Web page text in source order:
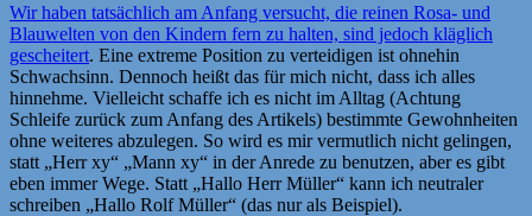
Wir haben tatsächlich am Anfang versucht, die reinen Rosa- und
Blauwelten von den Kindern fern zu halten, sind jedoch kläglich
gescheitert. Eine extreme Position zu verteidigen ist ohnehin
Schwachsinn. Dennoch heißt das für mich nicht, dass ich alles
hinnehme. Vielleicht schaffe ich es nicht im Alltag (Achtung
Schleife zurück zum Anfang des Artikels) bestimmte Gewohnheiten
ohne weiteres abzulegen. So wird es mir vermutlich nicht gelingen,
statt „Herr xy“ „Mann xy“ in der Anrede zu benutzen, aber es gibt
eben immer Wege. Statt „Hallo Herr Müller“ kann ich neutraler
schreiben „Hallo Rolf Müller“ (das nur als Beispiel).